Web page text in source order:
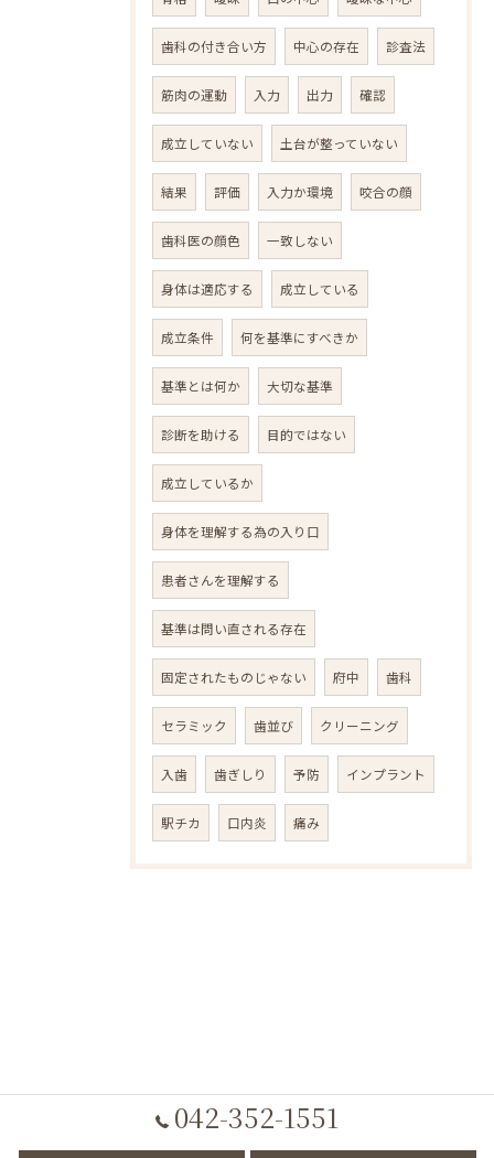
歯科の付き合い方 中心の存在 診査法
筋肉の運動 入力 出力 確認
成立していない 土台が整っていない
結果 評価 入力か環境 咬合の顔
歯科医の顔色 一致しない
身体は適応する 成立している
成立条件 何を基準にすべきか
基準とは何か 大切な基準
診断を助ける 目的ではない
成立しているか
身体を理解する為の入り口
患者さんを理解する
基準は問い直される存在
固定されたものじゃない 府中 歯科
セラミック 歯並び クリーニング
入歯 歯ぎしり 予防 インプラント
駅チカ 口内炎 痛み
042-352-1551